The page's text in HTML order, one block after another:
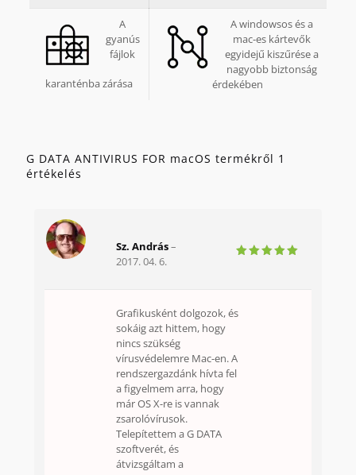
A
gyanús
fájlok
karanténba zárása
A windowsos és a
mac-es kártevők
egyidejű kiszűrése a
nagyobb biztonság
érdekében
G DATA ANTIVIRUS FOR macOS termékről 1
értékelés
Sz. András–
2017. 04. 6.
Grafikusként dolgozok, és
sokáig azt hittem, hogy
nincs szükség
vírusvédelemre Mac-en. A
rendszergazdánk hívta fel
a figyelmem arra, hogy
már OS X-re is vannak
zsarolóvírusok.
Telepítettem a G DATA
szoftverét, és
átvizsgáltam a